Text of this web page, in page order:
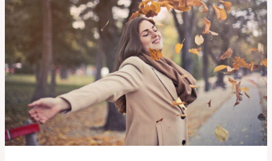
soziale
und
macht
faul